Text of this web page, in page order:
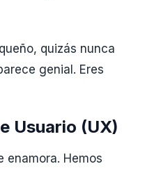
quizás nunca
genial. Eres
Usuario (UX)
enamora. Hemos